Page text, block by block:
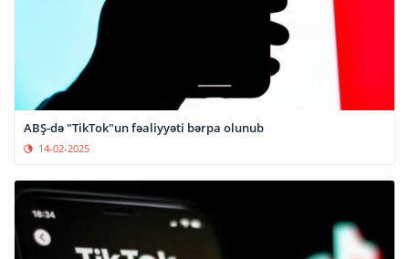
ABŞ-də "TikTok"un fəaliyyəti bərpa olunub
14-02-2025